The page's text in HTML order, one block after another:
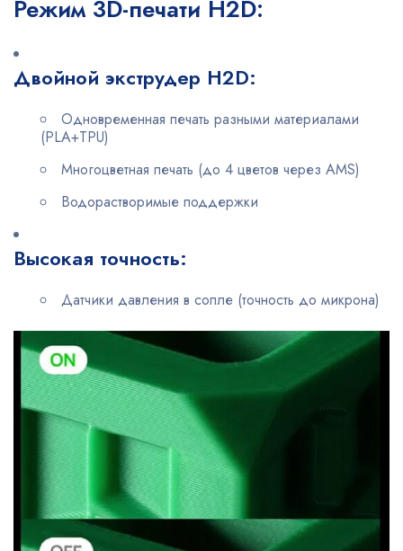
Режим 3D-печати H2D:
Двойной экструдер H2D:
Одновременная печать разными материалами
(PLA+TPU)
Многоцветная печать (до 4 цветов через AMS)
Водорастворимые поддержки
Высокая точность:
Датчики давления в сопле (точность до микрона)